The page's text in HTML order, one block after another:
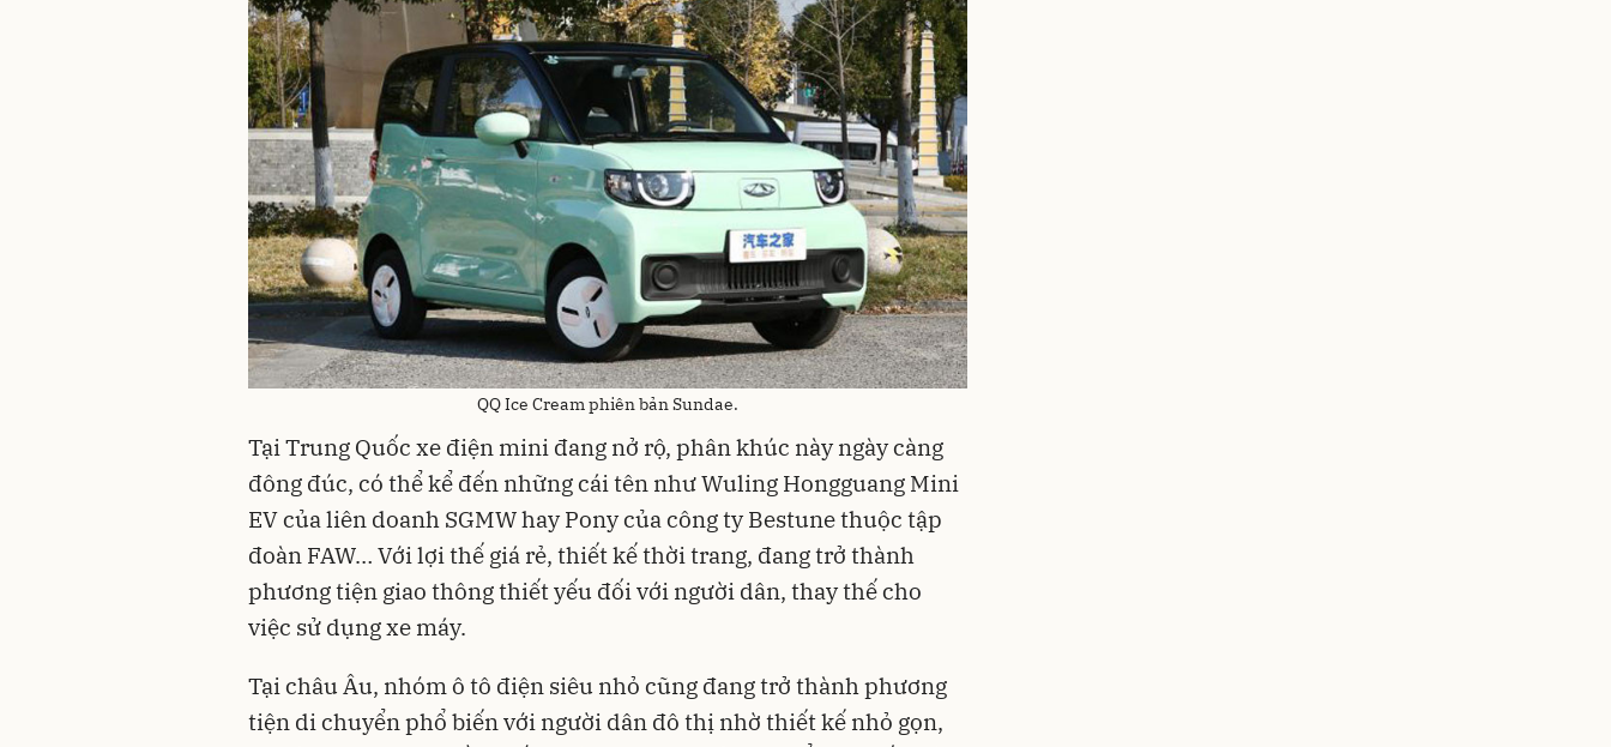
QQ Ice Cream phiên bản Sundae.
Tại Trung Quốc xe điện mini đang nở rộ, phân khúc này ngày càng
đông đúc, có thể kể đến những cái tên như Wuling Hongguang Mini
EV của liên doanh SGMW hay Pony của công ty Bestune thuộc tập
đoàn FAW… Với lợi thế giá rẻ, thiết kế thời trang, đang trở thành
phương tiện giao thông thiết yếu đối với người dân, thay thế cho
việc sử dụng xe máy.
Tại châu Âu, nhóm ô tô điện siêu nhỏ cũng đang trở thành phương
tiện di chuyển phổ biến với người dân đô thị nhờ thiết kế nhỏ gọn,